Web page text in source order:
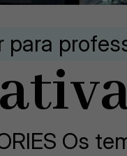
para
Os